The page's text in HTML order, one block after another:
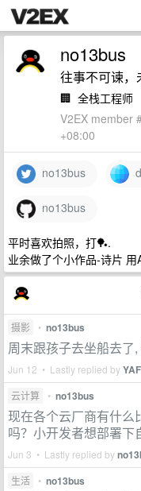
no13bus
往事不可谏，
🏢 全栈工程师
V2EX member
+08:00
no13bus
no13bus
平时喜欢拍照，打🏓️.
业余做了个小作品-诗片
摄影 • no13bus
周末跟孩子去坐船去了
Jun 12 • Lastly replied by
云计算 • no13bus
现在各个云厂商有什
吗？小开发者想部署下
Jun 3 • Lastly replied by
生活 • no13bus